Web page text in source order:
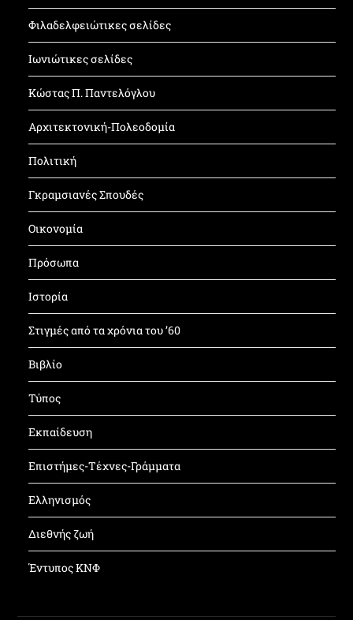
Φιλαδελφειώτικες σελίδες
Ιωνιώτικες σελίδες
Κώστας Π. Παντελόγλου
Αρχιτεκτονική-Πολεοδομία
Πολιτική
Γκραμσιανές Σπουδές
Οικονομία
Πρόσωπα
Ιστορία
Στιγμές από τα χρόνια του ’60
Βιβλίο
Τύπος
Εκπαίδευση
Επιστήμες-Τέχνες-Γράμματα
Ελληνισμός
Διεθνής ζωή
Έντυπος ΚΝΦ